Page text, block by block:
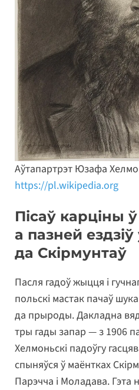
Аўтапартрэт Юзафа
https://pl.wikipedia.org
Пісаў карціны
а пазней
да Скірмунтаў
Пасля гадоў жыцця і
польскі мастак пачаў
да прыроды. Дакладна
тры гады запар — з 1906
Хелмоньскі падоўгу
спыняўся ў маёнтках
Парэчча і Моладава. Гэта